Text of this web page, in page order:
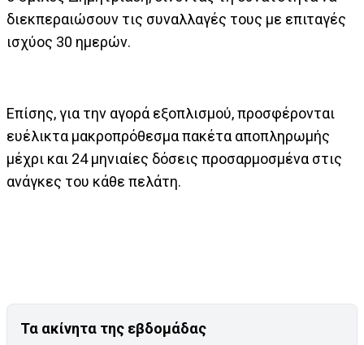
διεκπεραιώσουν τις συναλλαγές τους με επιταγές
ισχύος 30 ημερών.
Επίσης, για την αγορά εξοπλισμού, προσφέρονται
ευέλικτα μακροπρόθεσμα πακέτα αποπληρωμής
μέχρι και 24 μηνιαίες δόσεις προσαρμοσμένα στις
ανάγκες του κάθε πελάτη.
Τα ακίνητα της εβδομάδας